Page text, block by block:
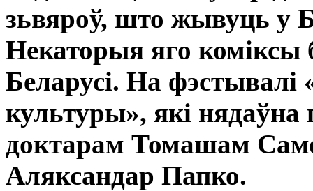
зьвяроў, што жывуць у
Некаторыя яго коміксы
Беларусі. На
культуры», які
доктарам Томашам
Аляксандар Папко.